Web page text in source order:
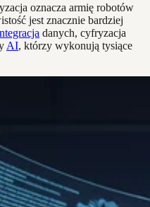
oznacza armię robotów
jest znacznie bardziej
danych, cyfryzacja
AI, którzy wykonują tysiące